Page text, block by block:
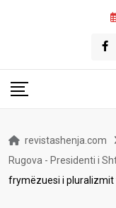
revistashenja.com
Rugova - Presidenti i
frymëzuesi i pluralizmit